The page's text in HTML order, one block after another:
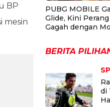
BP
mesin
PUBG MOBILE
Glide, Kini
Gagah dengan
BERITA
di